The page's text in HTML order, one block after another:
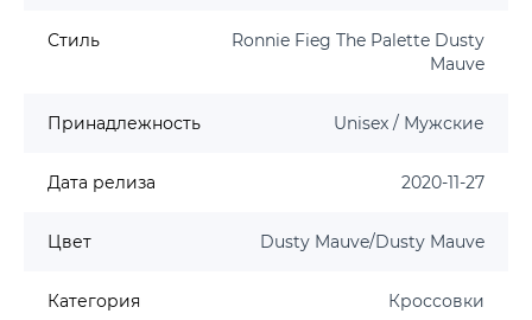
Стиль
Ronnie Fieg The Palette Dusty
Mauve
Принадлежность Unisex / Мужские
Дата релиза 2020-11-27
Цвет Dusty Mauve/Dusty Mauve
Категория Кроссовки